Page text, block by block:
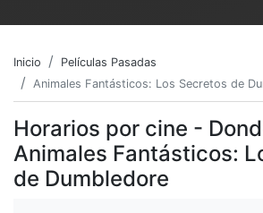
Inicio
Películas Pasadas
Animales Fantásticos: Los Secretos de
Horarios por cine -
Animales Fantásticos:
de Dumbledore